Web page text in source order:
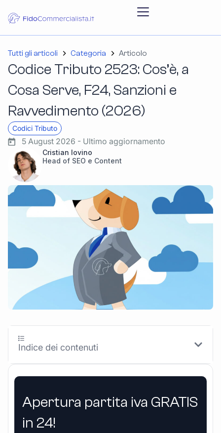
Tutti gli articoli Categoria Articolo
Codice Tributo 2523: Cos’è, a
Cosa Serve, F24, Sanzioni e
Ravvedimento (2026)
Codici Tributo
5 August 2026 - Ultimo aggiornamento
Cristian Iovino
Head of SEO e Content
Apertura partita iva GRATIS
in 24!
Indice dei contenuti